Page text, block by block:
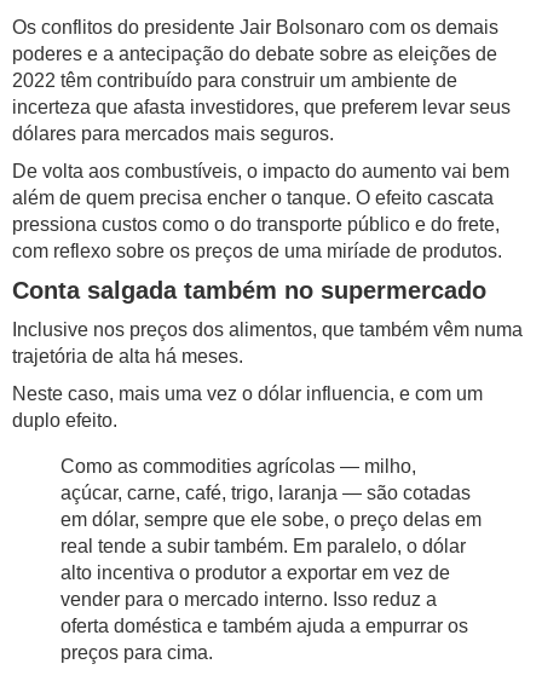
Os conflitos do presidente Jair Bolsonaro com os demais
poderes e a antecipação do debate sobre as eleições de
2022 têm contribuído para construir um ambiente de
incerteza que afasta investidores, que preferem levar seus
dólares para mercados mais seguros.
De volta aos combustíveis, o impacto do aumento vai bem
além de quem precisa encher o tanque. O efeito cascata
pressiona custos como o do transporte público e do frete,
com reflexo sobre os preços de uma miríade de produtos.
Conta salgada também no supermercado
Inclusive nos preços dos alimentos, que também vêm numa
trajetória de alta há meses.
Neste caso, mais uma vez o dólar influencia, e com um
duplo efeito.
Como as commodities agrícolas — milho,
açúcar, carne, café, trigo, laranja — são cotadas
em dólar, sempre que ele sobe, o preço delas em
real tende a subir também. Em paralelo, o dólar
alto incentiva o produtor a exportar em vez de
vender para o mercado interno. Isso reduz a
oferta doméstica e também ajuda a empurrar os
preços para cima.